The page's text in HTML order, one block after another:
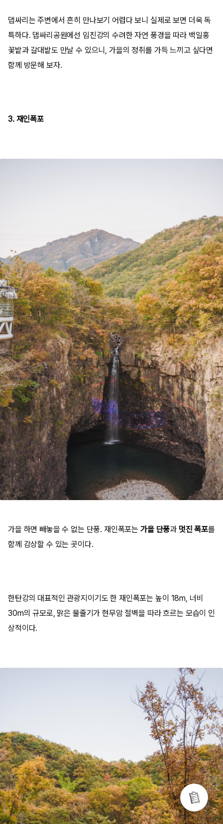
댑싸리는 주변에서 흔히 만나보기 어렵다 보니 실제로 보면 더욱 독
특하다. 댑싸리공원에선 임진강의 수려한 자연 풍경을 따라 백일홍
꽃밭과 갈대밭도 만날 수 있으니, 가을의 정취를 가득 느끼고 싶다면
함께 방문해 보자.
3. 재인폭포
가을 하면 빼놓을 수 없는 단풍. 재인폭포는가을 단풍과 멋진 폭포를
함께 감상할 수 있는 곳이다.
한탄강의 대표적인 관광지이기도 한 재인폭포는 높이 18m, 너비
30m의 규모로, 맑은 물줄기가 현무암 절벽을 따라 흐르는 모습이 인
상적이다.